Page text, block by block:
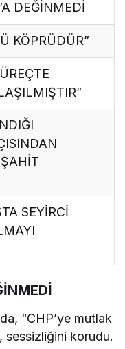
DEĞİNMEDİ
KÖPRÜDÜR”
SEYİRCİ
“CHP’ye mutlak
sessizliğini korudu.